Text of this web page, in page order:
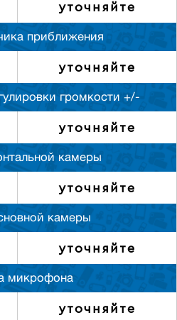
уточняйте
приближения
уточняйте
громкости +/-
уточняйте
камеры
уточняйте
камеры
уточняйте
микрофона
уточняйте